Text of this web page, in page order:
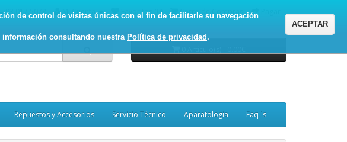
de control de visitas únicas con el fin de facilitarle su navegación
consultando nuestra Política de privacidad.
ACEPTAR
93.017.5078 Mi Cuenta Favoritos (0) Carro de Compras
Repuestos y Accesorios Servicio Técnico Aparatologia Faq¨s